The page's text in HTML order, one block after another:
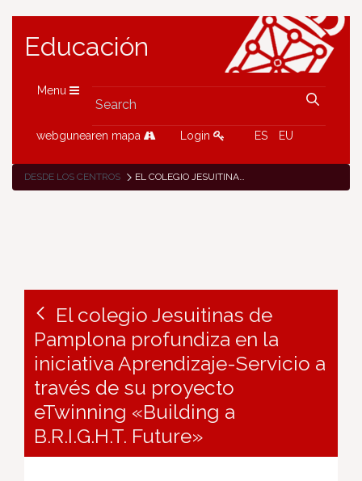
Educación
Menu
webgunearen mapa Login ES EU
DESDE LOS CENTROS EL COLEGIO JESUITINAS DE PAMPLONA PROFUNDIZA EN LA INICIATIVA APRENDIZAJE-SERVICIO A TRAVÉS DE SU PROYECTO ETWINNING «BUILDING A B.R.I.G.H.T. FUTURE»
El colegio Jesuitinas de
Pamplona profundiza en la
iniciativa Aprendizaje-Servicio a
través de su proyecto
eTwinning «Building a
B.R.I.G.H.T. Future»